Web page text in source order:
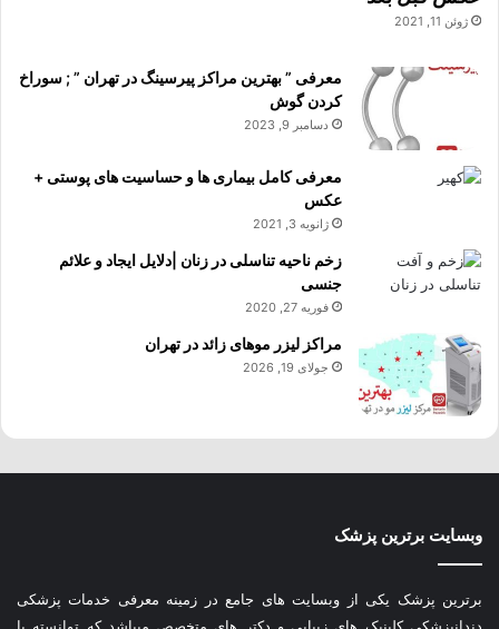
ژوئن 11, 2021
معرفی ” بهترین مراکز پیرسینگ در تهران ” ; سوراخ
کردن گوش
دسامبر 9, 2023
معرفی کامل بیماری ها و حساسیت های پوستی +
عکس
ژانویه 3, 2021
زخم ناحیه تناسلی در زنان |دلایل ایجاد و علائم
جنسی
فوریه 27, 2020
مراکز لیزر موهای زائد در تهران
جولای 19, 2026
وبسایت برترین پزشک
برترین پزشک یکی از وبسایت های جامع در زمینه معرفی خدمات پزشکی
دندانپزشکی کلینیک های زیبایی و دکتر های متخصص میباشد که توانسته با